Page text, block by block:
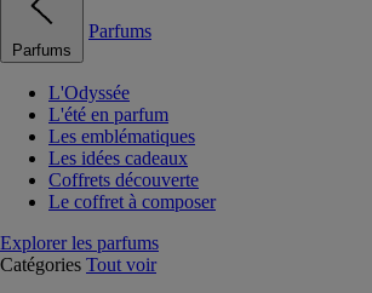
Parfums
Parfums
L'Odyssée
L'été en parfum
Les emblématiques
Les idées cadeaux
Coffrets découverte
Le coffret à composer
Explorer les parfums
Catégories Tout voir